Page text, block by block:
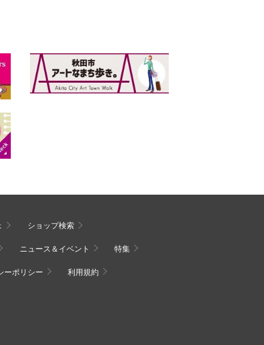
ショップ検索
ニュース＆イベント 特集
ーポリシー 利用規約